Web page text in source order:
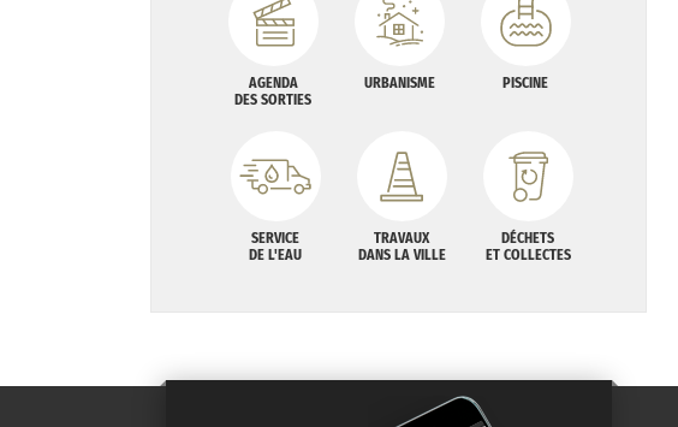
AGENDA
DES SORTIES
URBANISME PISCINE
SERVICE
DE L'EAU
TRAVAUX
DANS LA VILLE
DÉCHETS
ET COLLECTES